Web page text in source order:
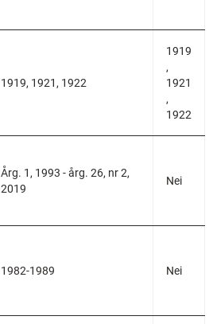
1919, 1921, 1922
1919
,
1921
,
1922
Årg. 1, 1993 - årg. 26, nr 2,
2019
Nei
1982-1989 Nei